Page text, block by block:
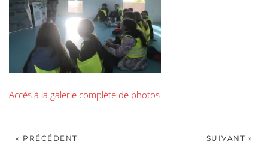
Accès à la galerie complète de photos
« PRÉCÉDENT SUIVANT »